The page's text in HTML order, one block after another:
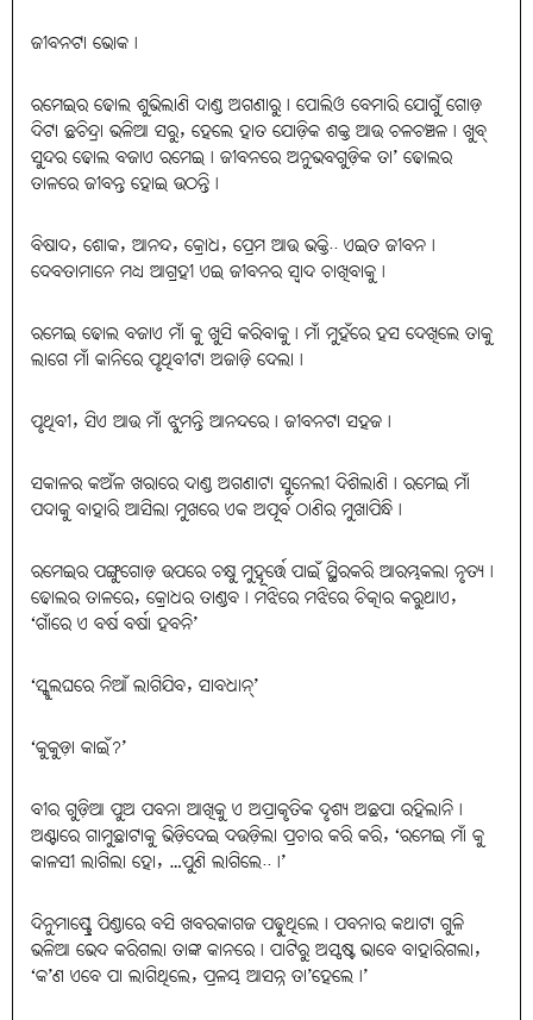
ଜୀବନଟା ଭୋକ।
ରମେଇର ଢୋଲ ଶୁଭିଲାଣି ଦାଣ୍ଡ ଅଗଣାରୁ। ପୋଲିଓ ବେମାରି ଯୋଗୁଁ ଗୋଡ଼
ଦିଟା ଛଚିନ୍ଦ୍ରା ଭଳିଆ ସରୁ, ହେଲେ ହାତ ଯୋଡ଼ିକ ଶକ୍ତ ଆଉ ଚଳଚଞ୍ଚଳ। ଖୁବ୍‌
ସୁନ୍ଦର ଢୋଲ ବଜାଏ ରମେଇ। ଜୀବନରେ ଅନୁଭବଗୁଡ଼ିକ ତା’ ଢୋଲର
ତାଳରେ ଜୀବନ୍ତ ହୋଇ ଉଠନ୍ତି।
ବିଷାଦ, ଶୋକ, ଆନନ୍ଦ, କ୍ରୋଧ, ପ୍ରେମ ଆଉ ଭକ୍ତି.. ଏଇତ ଜୀବନ।
ଦେବତାମାନେ ମଧ୍ୟ ଆଗ୍ରହୀ ଏଇ ଜୀବନର ସ୍ବାଦ ଚାଖିବାକୁ।
ରମେଇ ଢୋଲ ବଜାଏ ମାଁ କୁ ଖୁସି କରିବାକୁ। ମାଁ ମୁହଁରେ ହସ ଦେଖିଲେ ତାକୁ
ଲାଗେ ମାଁ କାନିରେ ପୃଥିବୀଟା ଅଜାଡ଼ି ଦେଲା।
ପୃଥିବୀ, ସିଏ ଆଉ ମାଁ ଝୁମନ୍ତି ଆନନ୍ଦରେ। ଜୀବନଟା ସହଜ।
ସକାଳର କଅଁଳ ଖରାରେ ଦାଣ୍ଡ ଅଗଣାଟା ସୁନେଲୀ ଦିଶିଲାଣି। ରମେଇ ମାଁ
ପଦାକୁ ବାହାରି ଆସିଲା ମୁଖରେ ଏକ ଅପୂର୍ବ ଠାଣିର ମୁଖାପିନ୍ଧି।
ରମେଇର ପଙ୍ଗୁଗୋଡ଼ ଉପରେ ଚକ୍ଷୁ ମୁହୂର୍ତ୍ତେ ପାଇଁ ସ୍ଥିରକରି ଆରମ୍ଭକଲା ନୃତ୍ୟ।
ଢୋଲର ତାଳରେ, କ୍ରୋଧର ତାଣ୍ଡବ। ମଝିରେ ମଝିରେ ଚିତ୍କାର କରୁଥାଏ,
‘ଗାଁରେ ଏ ବର୍ଷ ବର୍ଷା ହବନି’
‘ସ୍କୁଲଘରେ ନିଆଁ ଲାଗିଯିବ, ସାବଧାନ୍‌’
‘କୁକୁଡ଼ା କାଇଁ?’
ବୀର ଗୁଡ଼ିଆ ପୁଅ ପବନା ଆଖିକୁ ଏ ଅପ୍ରାକୃତିକ ଦୃଶ୍ୟ ଅଛପା ରହିଲାନି।
ଅଣ୍ଟାରେ ଗାମୁଛାଟାକୁ ଭିଡ଼ିଦେଇ ଦଉଡ଼ିଲା ପ୍ରଚାର କରି କରି, ‘ରମେଇ ମାଁ କୁ
କାଳସୀ ଲାଗିଲା ହୋ, …ପୁଣି ଲାଗିଲେ..।’
ଦିନୁମାଷ୍ଟ୍ରେ ପିଣ୍ଡାରେ ବସି ଖବରକାଗଜ ପଢ଼ୁଥିଲେ। ପବନାର କଥାଟା ଗୁଳି
ଭଳିଆ ଭେଦ କରିଗଲା ତାଙ୍କ କାନରେ। ପାଟିରୁ ଅସ୍ପଷ୍ଟ ଭାବେ ବାହାରିଗଲା,
‘କ’ଣ ଏବେ ପା ଲାଗିଥିଲେ, ପ୍ରଳୟ ଆସନ୍ନ ତା’ହେଲେ।’